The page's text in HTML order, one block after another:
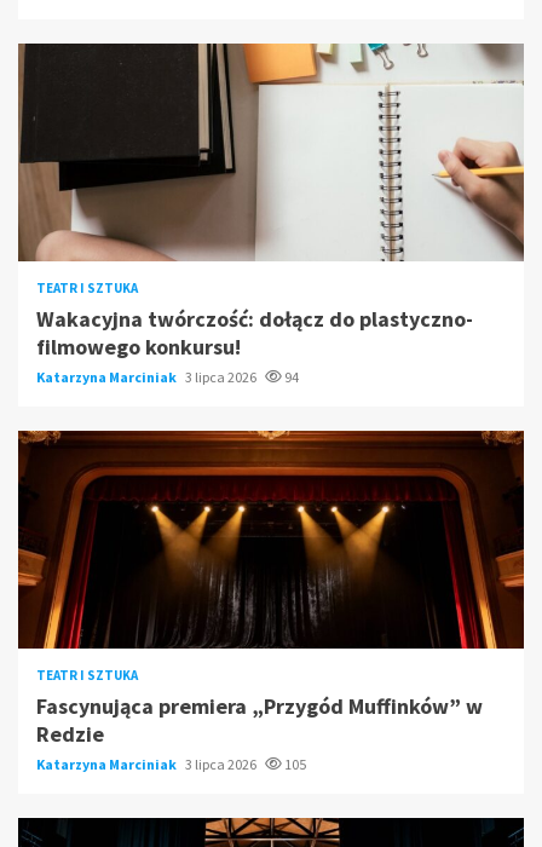
TEATR I SZTUKA
Wakacyjna twórczość: dołącz do plastyczno-
filmowego konkursu!
Katarzyna Marciniak 3 lipca 2026 94
TEATR I SZTUKA
Fascynująca premiera „Przygód Muffinków” w
Redzie
Katarzyna Marciniak 3 lipca 2026 105